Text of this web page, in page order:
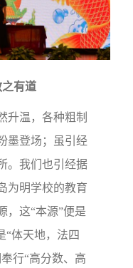
有道
升温，各种粗制
墨登场；虽引经
。我们也引经据
明学校的教育
，这“本源”便是
“体天地，法四
行“高分数、高